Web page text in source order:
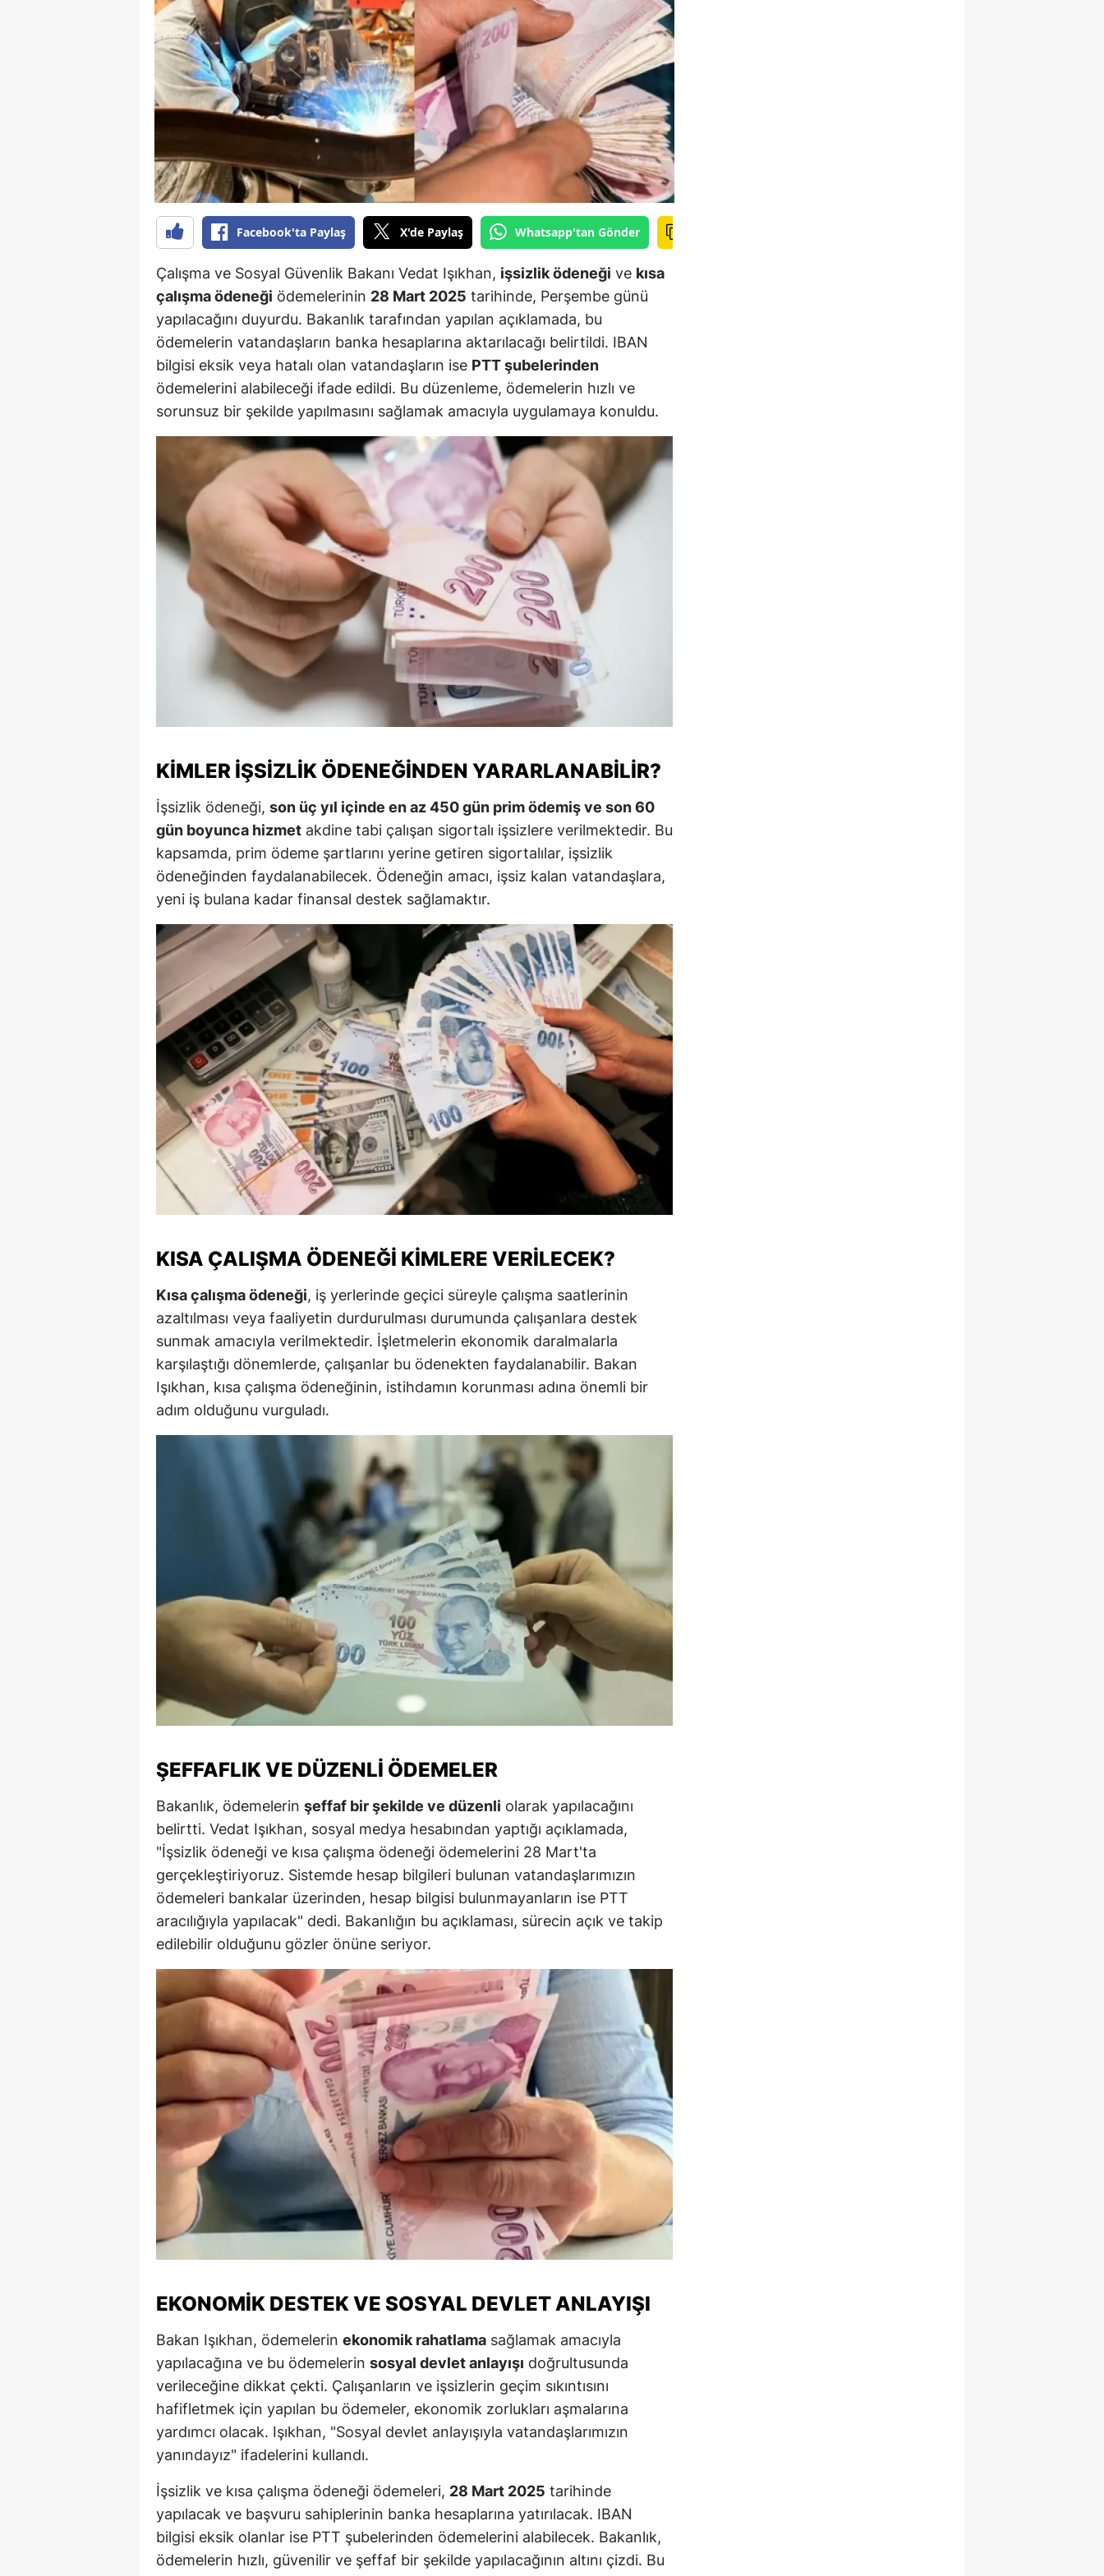
Bilecik
Bingöl
Bitlis
Bolu
Burdur
Bursa
Çanakkale
Çankırı
Çorum
Denizli
Edirne
Elazığ
Erzincan
Erzurum
Eskişehir
Gaziantep
Giresun
Gümüşhane
Hakkari
Hatay
Isparta
Mersin
İzmir
Kars
Kastamonu
Kayseri
Kırşehir
Kocaeli
Konya
Kütahya
Malatya
Manisa
Kahramanmaraş
Muğla
Muş
Nevşehir
Niğde
Ordu
Rize
Sakarya
Samsun
Siirt
Sinop
Sivas
Tekirdağ
Tokat
Trabzon
Şanlıurfa
Uşak
Van
Yozgat
Zonguldak
Aksaray
Bayburt
Karaman
Kırıkkale
Batman
Şırnak
Bartın
Ardahan
Iğdır
Yalova
Kilis
Osmaniye
Facebook'ta Paylaş X'de Paylaş Whatsapp'tan Gönder
Çalışma ve Sosyal Güvenlik Bakanı Vedat Işıkhan, işsizlik ödeneği ve kısa
çalışma ödeneği ödemelerinin 28 Mart 2025 tarihinde, Perşembe günü
yapılacağını duyurdu. Bakanlık tarafından yapılan açıklamada, bu
ödemelerin vatandaşların banka hesaplarına aktarılacağı belirtildi. IBAN
bilgisi eksik veya hatalı olan vatandaşların ise PTT şubelerinden
ödemelerini alabileceği ifade edildi. Bu düzenleme, ödemelerin hızlı ve
sorunsuz bir şekilde yapılmasını sağlamak amacıyla uygulamaya konuldu.
KIMLER İŞSIZLIK ÖDENEĞINDEN YARARLANABILIR?
İşsizlik ödeneği, son üç yıl içinde en az 450 gün prim ödemiş ve son 60
gün boyunca hizmet akdine tabi çalışan sigortalı işsizlere verilmektedir. Bu
kapsamda, prim ödeme şartlarını yerine getiren sigortalılar, işsizlik
ödeneğinden faydalanabilecek. Ödeneğin amacı, işsiz kalan vatandaşlara,
yeni iş bulana kadar finansal destek sağlamaktır.
KISA ÇALIŞMA ÖDENEĞI KIMLERE VERILECEK?
Kısa çalışma ödeneği, iş yerlerinde geçici süreyle çalışma saatlerinin
azaltılması veya faaliyetin durdurulması durumunda çalışanlara destek
sunmak amacıyla verilmektedir. İşletmelerin ekonomik daralmalarla
karşılaştığı dönemlerde, çalışanlar bu ödenekten faydalanabilir. Bakan
Işıkhan, kısa çalışma ödeneğinin, istihdamın korunması adına önemli bir
adım olduğunu vurguladı.
ŞEFFAFLIK VE DÜZENLI ÖDEMELER
Bakanlık, ödemelerin şeffaf bir şekilde ve düzenli olarak yapılacağını
belirtti. Vedat Işıkhan, sosyal medya hesabından yaptığı açıklamada,
"İşsizlik ödeneği ve kısa çalışma ödeneği ödemelerini 28 Mart'ta
gerçekleştiriyoruz. Sistemde hesap bilgileri bulunan vatandaşlarımızın
ödemeleri bankalar üzerinden, hesap bilgisi bulunmayanların ise PTT
aracılığıyla yapılacak" dedi. Bakanlığın bu açıklaması, sürecin açık ve takip
edilebilir olduğunu gözler önüne seriyor.
EKONOMIK DESTEK VE SOSYAL DEVLET ANLAYIŞI
Bakan Işıkhan, ödemelerin ekonomik rahatlama sağlamak amacıyla
yapılacağına ve bu ödemelerin sosyal devlet anlayışı doğrultusunda
verileceğine dikkat çekti. Çalışanların ve işsizlerin geçim sıkıntısını
hafifletmek için yapılan bu ödemeler, ekonomik zorlukları aşmalarına
yardımcı olacak. Işıkhan, "Sosyal devlet anlayışıyla vatandaşlarımızın
yanındayız" ifadelerini kullandı.
İşsizlik ve kısa çalışma ödeneği ödemeleri, 28 Mart 2025 tarihinde
yapılacak ve başvuru sahiplerinin banka hesaplarına yatırılacak. IBAN
bilgisi eksik olanlar ise PTT şubelerinden ödemelerini alabilecek. Bakanlık,
ödemelerin hızlı, güvenilir ve şeffaf bir şekilde yapılacağının altını çizdi. Bu